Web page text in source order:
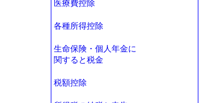
医療費控除
各種所得控除
生命保険・個人年金に
関すると税金
税額控除